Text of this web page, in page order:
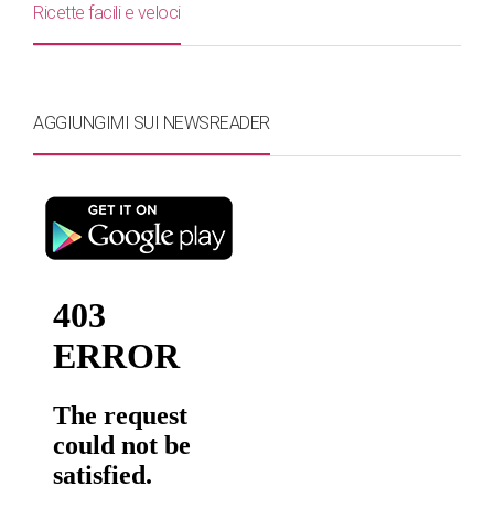
Ricette facili e veloci
AGGIUNGIMI SUI NEWSREADER